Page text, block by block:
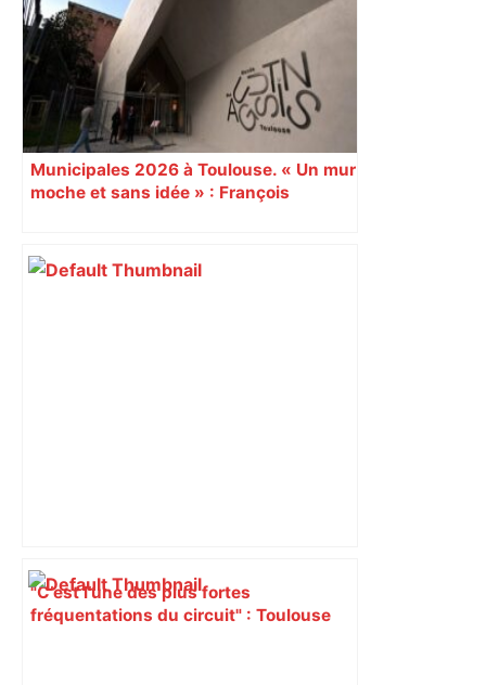
ralentissements autour de Toulouse ce
jeudi matin, on vous donne les
secteurs à éviter – ladepeche.fr
Municipales 2026 à Toulouse. « Un mur
moche et sans idée » : François
Augustins
"C’est l’une des plus fortes
fréquentations du circuit" : Toulouse